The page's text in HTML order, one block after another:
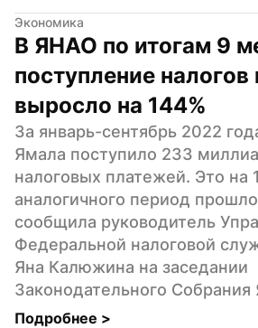
Экономика
В ЯНАО по итогам 9
поступление
выросло на 144%
За январь-сентябрь 2022
Ямала поступило 233
налоговых платежей. Это на
аналогичного период
сообщила руководитель
Федеральной налоговой
Яна Калюжина на заседании
Законодательного
Подробнее >